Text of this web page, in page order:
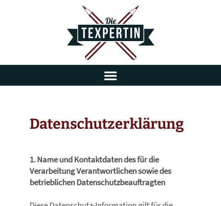
Datenschutzerklärung
1. Name und Kontaktdaten des für die
Verarbeitung Verantwortlichen sowie des
betrieblichen Datenschutzbeauftragten